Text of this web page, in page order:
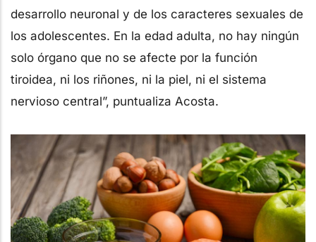
desarrollo neuronal y de los caracteres sexuales de
los adolescentes. En la edad adulta, no hay ningún
solo órgano que no se afecte por la función
tiroidea, ni los riñones, ni la piel, ni el sistema
nervioso central”, puntualiza Acosta.